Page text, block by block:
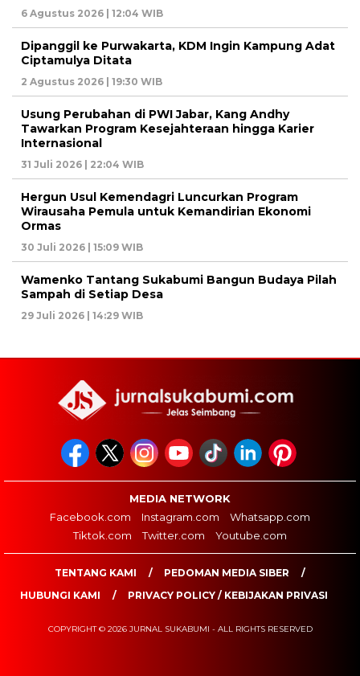
6 Agustus 2026 | 12:04 WIB
Dipanggil ke Purwakarta, KDM Ingin Kampung Adat
Ciptamulya Ditata
2 Agustus 2026 | 19:30 WIB
Usung Perubahan di PWI Jabar, Kang Andhy
Tawarkan Program Kesejahteraan hingga Karier
Internasional
31 Juli 2026 | 22:04 WIB
Hergun Usul Kemendagri Luncurkan Program
Wirausaha Pemula untuk Kemandirian Ekonomi
Ormas
30 Juli 2026 | 15:09 WIB
Wamenko Tantang Sukabumi Bangun Budaya Pilah
Sampah di Setiap Desa
29 Juli 2026 | 14:29 WIB
MEDIA NETWORK
Facebook.com
Instagram.com
Whatsapp.com
Tiktok.com
Twitter.com Youtube.com
TENTANG KAMI
PEDOMAN MEDIA SIBER
HUBUNGI KAMI
PRIVACY POLICY / KEBIJAKAN PRIVASI
COPYRIGHT © 2026 JURNAL SUKABUMI - ALL RIGHTS RESERVED